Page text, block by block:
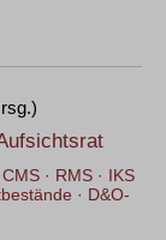
· RMS · IKS
· D&O-